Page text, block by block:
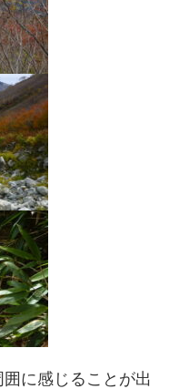
に感じることが出